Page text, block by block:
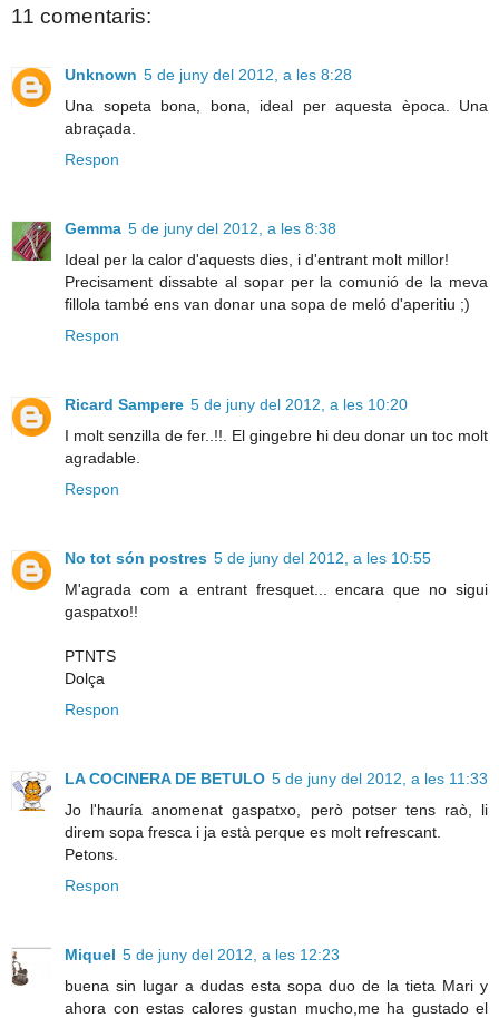
11 comentaris:
Unknown 5 de juny del 2012, a les 8:28
Una sopeta bona, bona, ideal per aquesta època. Una
abraçada.
Respon
Gemma 5 de juny del 2012, a les 8:38
Ideal per la calor d'aquests dies, i d'entrant molt millor!
Precisament dissabte al sopar per la comunió de la meva
fillola també ens van donar una sopa de meló d'aperitiu ;)
Respon
Ricard Sampere 5 de juny del 2012, a les 10:20
I molt senzilla de fer..!!. El gingebre hi deu donar un toc molt
agradable.
Respon
No tot són postres 5 de juny del 2012, a les 10:55
M'agrada com a entrant fresquet... encara que no sigui
gaspatxo!!
PTNTS
Dolça
Respon
LA COCINERA DE BETULO 5 de juny del 2012, a les 11:33
Jo l'hauría anomenat gaspatxo, però potser tens raò, li
direm sopa fresca i ja està perque es molt refrescant.
Petons.
Respon
Miquel 5 de juny del 2012, a les 12:23
buena sin lugar a dudas esta sopa duo de la tieta Mari y
ahora con estas calores gustan mucho,me ha gustado el